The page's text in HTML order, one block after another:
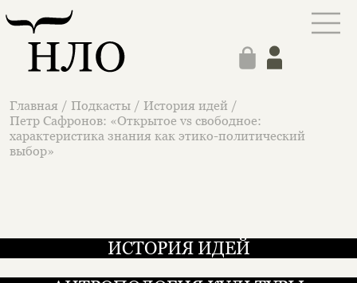
Главная / Подкасты / История идей /
Петр Сафронов: «Открытое vs свободное:
характеристика знания как этико-политический
выбор»
ИСТОРИЯ ИДЕЙ